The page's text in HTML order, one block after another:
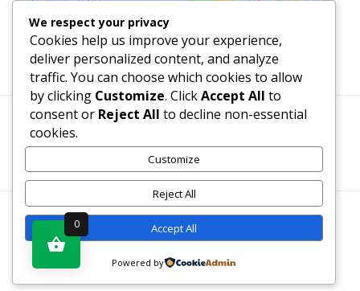
Termeni, Condiții & Protecția Datelor (GDPR)
WWW.RECENZII-CARTI.RO ©2026 TOATE DREPTURILE
REZERVATE
We respect your privacy
Cookies help us improve your experience,
deliver personalized content, and analyze
traffic. You can choose which cookies to allow
by clicking Customize. ClickAccept All to
consent or Reject All to decline non-essential
cookies.
Customize
Reject All
Accept All
Powered by
0